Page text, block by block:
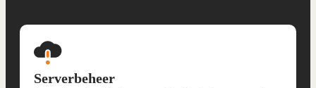
Serverbeheer